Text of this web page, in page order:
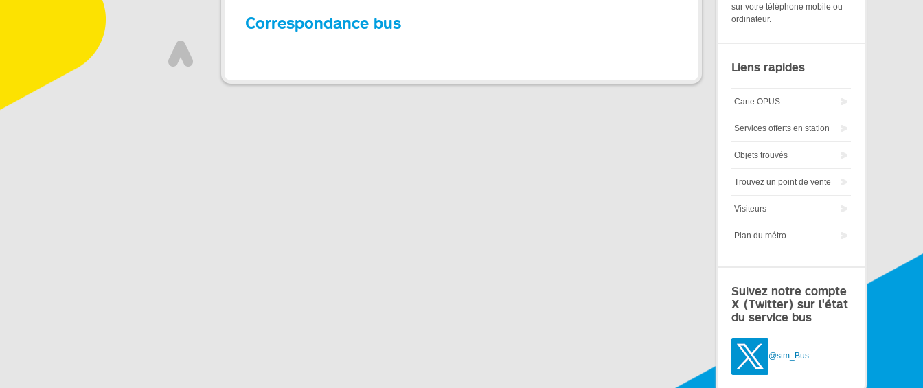
Correspondance bus
sur votre téléphone mobile ou
ordinateur.
Liens rapides
Carte OPUS
Services offerts en station
Objets trouvés
Trouvez un point de vente
Visiteurs
Plan du métro
Suivez notre compte
X (Twitter) sur l'état
du service bus
@stm_Bus